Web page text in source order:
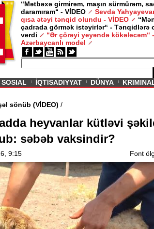
“Mətbəxə girmirəm, maşın sürmürəm,
daramıram“ - VİDEO
Sevda
qısa ətəyi tənqid olundu - VİDEO
çadrada görmək istəyirlər“ - Tənqidlərə
verdi
“Ər çörəyi yeyəndə kökələcəm“ -
Azərbaycanlı model
SOSIAL İQTISADIYYAT DÜNYA
məşəl sönüb (VİDEO)
heyvanlar kütləvi
səbəb vaksindir?
9:15 Font